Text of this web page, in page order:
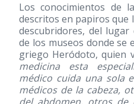
Los conocimientos de
descritos en papiros que
descubridores, del
de los museos donde se
griego Heródoto, quien
medicina esta
médico cuida una sola
médicos de la cabeza,